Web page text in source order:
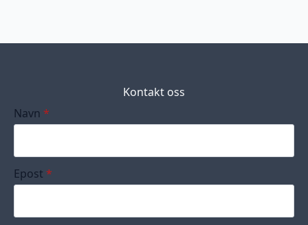
Kontakt oss
Navn *
Epost *